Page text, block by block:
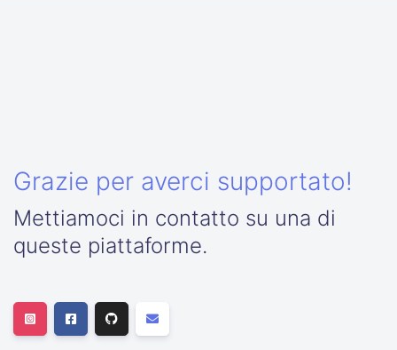
Grazie per averci supportato!
Mettiamoci in contatto su una di
queste piattaforme.